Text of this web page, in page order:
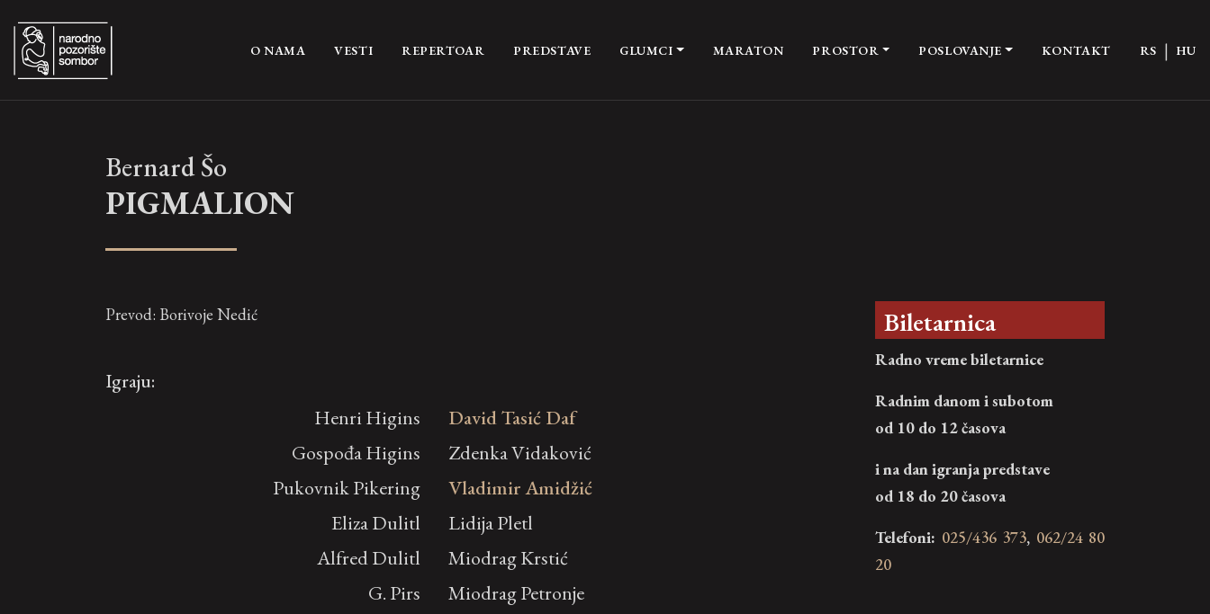
O NAMA (CURRENT)
VESTI REPERTOAR PREDSTAVE GLUMCI MARATON PROSTOR POSLOVANJE KONTAKT RS | HU
Bernard Šo
PIGMALION
Prevod: Borivoje Nedić
Igraju:
Henri Higins
David Tasić Daf
Gospođa Higins
Zdenka Vidaković
Pukovnik Pikering
Vladimir Amidžić
Eliza Dulitl
Lidija Pletl
Alfred Dulitl
Miodrag Krstić
G. Pirs
Miodrag Petronje
Biletarnica
Radno vreme biletarnice
Radnim danom i subotom
od 10 do 12 časova
i na dan igranja predstave
od 18 do 20 časova
Telefoni: 025/436 373, 062/24 80
20